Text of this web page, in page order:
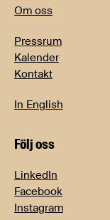
Om oss
Pressrum
Kalender
Kontakt
In English
Följ oss
LinkedIn
Facebook
Instagram